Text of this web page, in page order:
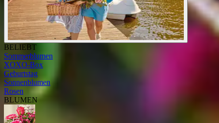
BELIEBT
Sommerblumen
XOXO-Box
Geburtstag
Sonnenblumen
Rosen
BLUMEN